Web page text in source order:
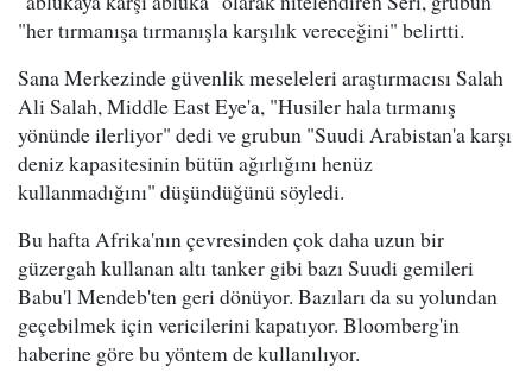
"her tırmanışa tırmanışla karşılık vereceğini" belirtti.
Sana Merkezinde güvenlik meseleleri araştırmacısı Salah
Ali Salah, Middle East Eye'a, "Husiler hala tırmanış
yönünde ilerliyor" dedi ve grubun "Suudi Arabistan'a karşı
deniz kapasitesinin bütün ağırlığını henüz
kullanmadığını" düşündüğünü söyledi.
Bu hafta Afrika'nın çevresinden çok daha uzun bir
güzergah kullanan altı tanker gibi bazı Suudi gemileri
Babu'l Mendeb'ten geri dönüyor. Bazıları da su yolundan
geçebilmek için vericilerini kapatıyor. Bloomberg'in
haberine göre bu yöntem de kullanılıyor.